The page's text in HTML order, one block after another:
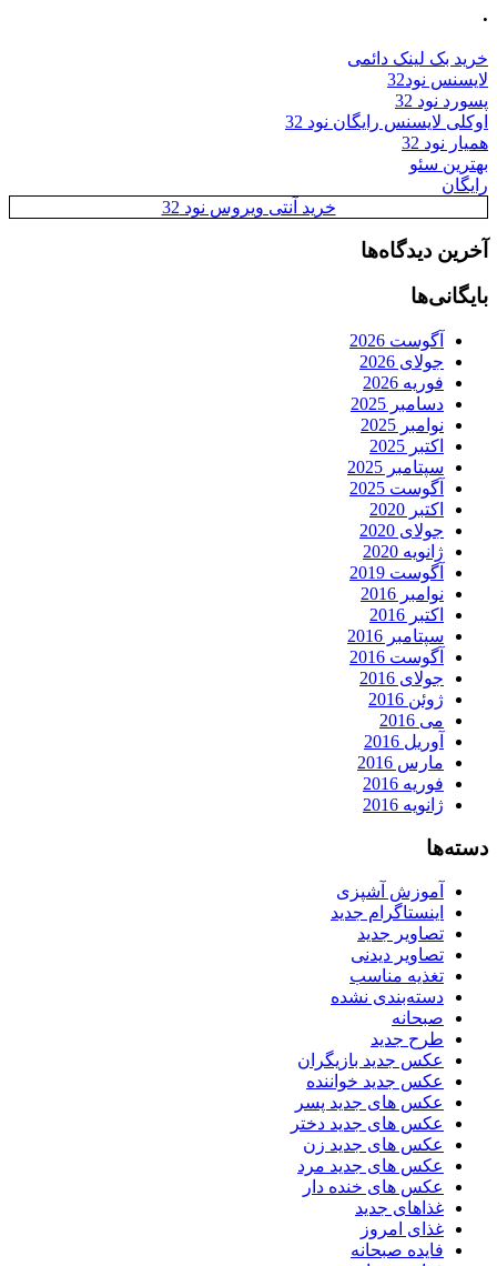
.
خرید بک لینک دائمی
لایسنس نود32
پسورد نود 32
اوکلی لایسنس رایگان نود 32
همیار نود 32
بهترین سئو
رایگان
خرید آنتی ویروس نود 32
آخرین دیدگاه‌ها
بایگانی‌ها
آگوست 2026
جولای 2026
فوریه 2026
دسامبر 2025
نوامبر 2025
اکتبر 2025
سپتامبر 2025
آگوست 2025
اکتبر 2020
جولای 2020
ژانویه 2020
آگوست 2019
نوامبر 2016
اکتبر 2016
سپتامبر 2016
آگوست 2016
جولای 2016
ژوئن 2016
می 2016
آوریل 2016
مارس 2016
فوریه 2016
ژانویه 2016
دسته‌ها
آموزش آشپزی
اینستاگرام جدید
تصاویر جدید
تصاویر دیدنی
تغذیه مناسب
دسته‌بندی نشده
صبحانه
طرح جدید
عکس جدید بازیگران
عکس جدید خواننده
عکس های جدید پسر
عکس های جدید دختر
عکس های جدید زن
عکس های جدید مرد
عکس های خنده دار
غذاهای جدید
غذای امروز
فایده صبحانه